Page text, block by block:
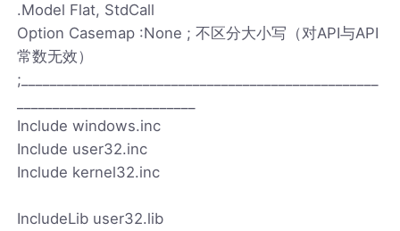
.Model Flat, StdCall
Option Casemap :None ; 不区分大小写（对API与API
常数无效）
;__________________________________________________
Include windows.inc
Include user32.inc
Include kernel32.inc
IncludeLib user32.lib